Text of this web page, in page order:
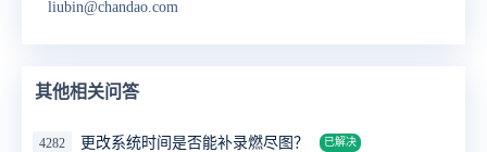
liubin@chandao.com
其他相关问答
4282 更改系统时间是否能补录燃尽图？ 已解决